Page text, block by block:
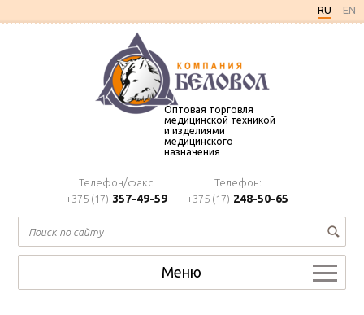
Оптовая торговля
медицинской техникой
и изделиями
медицинского
назначения
Телефон/факс:
+375 (17) 357-49-59
Телефон:
+375 (17) 248-50-65
Меню